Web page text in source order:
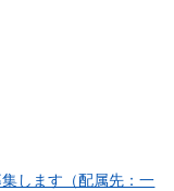
します（配属先：一